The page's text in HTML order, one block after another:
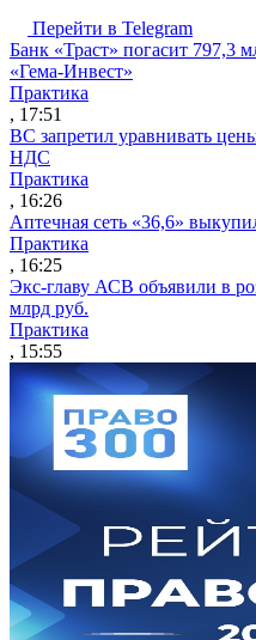
Перейти в Telegram
Банк «Траст» погасит 797,3
«Гема-Инвест»
Практика
, 17:51
ВС запретил уравнивать
НДС
Практика
, 16:26
Аптечная сеть «36,6»
Практика
, 16:25
Экс-главу АСВ объявили в
млрд руб.
Практика
, 15:55